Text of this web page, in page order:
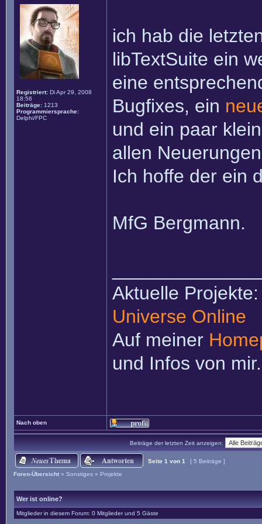
Registriert: Di Apr 29, 2008
18:56
Beiträge: 1213
Programmiersprache:
Delphi/FPC
ich hab die
libTextSuite ein
eine
Bugfixes, ein
und ein paar
allen
Ich hoffe der ein
MfG Bergmann.
Aktuelle
Universe Online
Auf meiner
und Infos von mir.
Nach oben
Beiträge der letzten Zeit anzeigen:
Seite 1 von 1
[ 5 Beiträge ]
Foren-Übersicht » Sonstiges » Projekte
Wer ist online?
Mitglieder in diesem Forum: 0 Mitglieder und 5 Gäste